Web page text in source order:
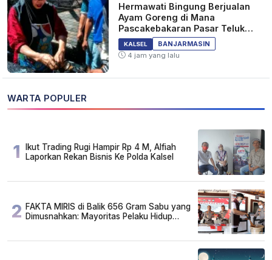
Hermawati Bingung Berjualan
Ayam Goreng di Mana
Pascakebakaran Pasar Teluk
Dalam Banjarmasin
KALSEL
BANJARMASIN
4 jam yang lalu
WARTA POPULER
1
Ikut Trading Rugi Hampir Rp 4 M, Alfiah
Laporkan Rekan Bisnis Ke Polda Kalsel
2 FAKTA MIRIS di Balik 656 Gram Sabu yang
Dimusnahkan: Mayoritas Pelaku Hidup